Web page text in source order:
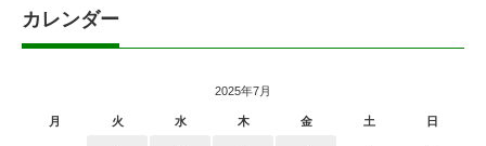
カレンダー
2025年7月
月 火 水 木 金 土 日